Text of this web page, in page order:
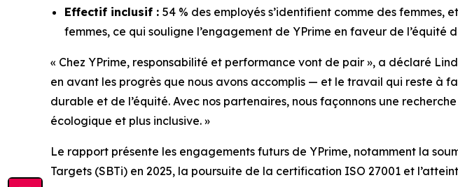
Effectif inclusif : 54 % des employés s’identifient comme des femmes,
femmes, ce qui souligne l’engagement de YPrime en faveur de l’équité
« Chez YPrime, responsabilité et performance vont de pair », a déclaré
en avant les progrès que nous avons accomplis — et le travail qui reste
durable et de l’équité. Avec nos partenaires, nous façonnons une
écologique et plus inclusive. »
Le rapport présente les engagements futurs de YPrime, notamment la
Targets (SBTi) en 2025, la poursuite de la certification ISO 27001 et